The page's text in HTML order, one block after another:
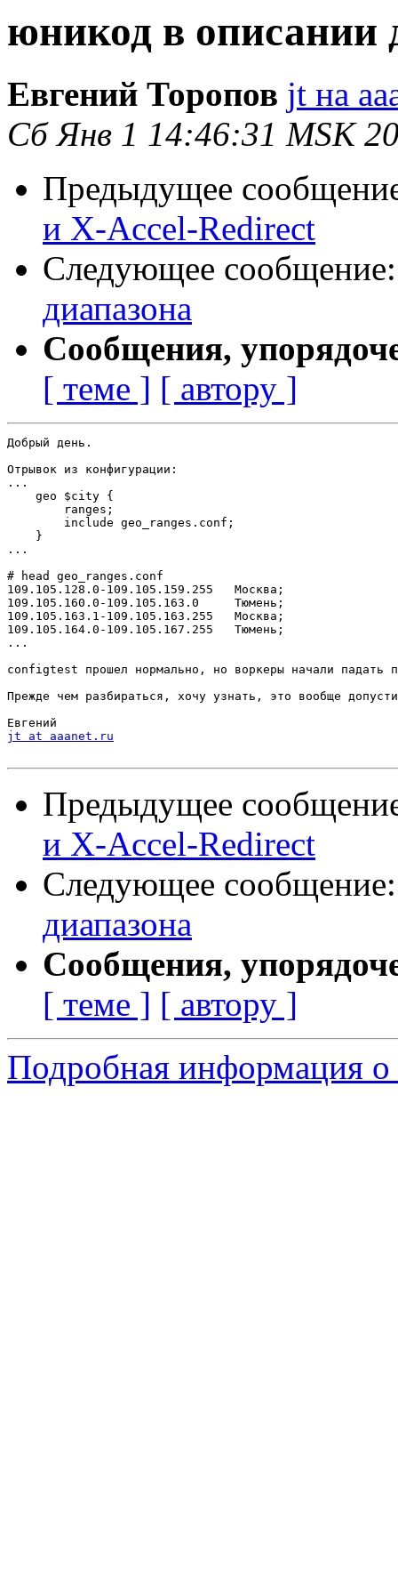
юникод в описании
Евгений Торопов jt на
Сб Янв 1 14:46:31 MSK
Предыдущее
и X-Accel-Redirect
Следующее
диапазона
Сообщения,
[ теме ] [ автору ]
Добрый день.
Отрывок из конфигурации:
...
    geo $city {
        ranges;
        include geo_ranges.conf;
    }
...
# head geo_ranges.conf
109.105.128.0-109.105.159.255	Москва;
109.105.160.0-109.105.163.0	Тюмень;
109.105.163.1-109.105.163.255	Москва;
109.105.164.0-109.105.167.255	Тюмень;
...
configtest прошел нормально, но воркеры начали падать
Прежде чем разбираться, хочу узнать, это вообще
jt at aaanet.ru
Предыдущее
и X-Accel-Redirect
Следующее
диапазона
Сообщения,
[ теме ] [ автору ]
Подробная информация